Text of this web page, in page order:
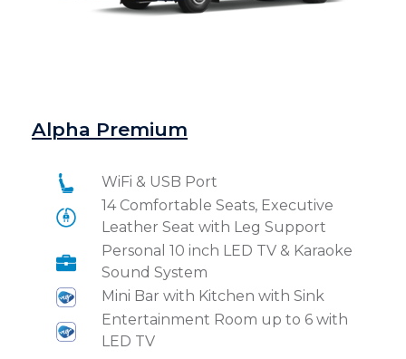
Alpha Premium
WiFi & USB Port
14 Comfortable Seats, Executive
Leather Seat with Leg Support
Personal 10 inch LED TV & Karaoke
Sound System
Mini Bar with Kitchen with Sink
Entertainment Room up to 6 with
LED TV